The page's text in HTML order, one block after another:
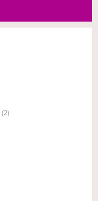
(2)